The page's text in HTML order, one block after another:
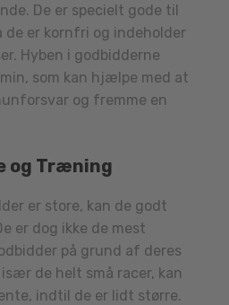
De er specielt gode til
de er kornfri og indeholder
Hyben i godbidderne
som kan hjælpe med at
og fremme en
og Træning
er store, kan de godt
er dog ikke de mest
på grund af deres
de helt små racer, kan
indtil de er lidt større.